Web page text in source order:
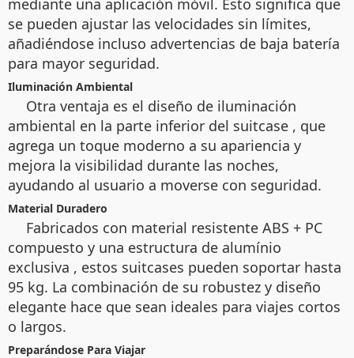
se pueden ajustar las velocidades sin límites,
añadiéndose incluso advertencias de baja batería
para mayor seguridad.
Iluminación Ambiental
Otra ventaja es el diseño de iluminación
ambiental en la parte inferior del suitcase , que
agrega un toque moderno a su apariencia y
mejora la visibilidad durante las noches,
ayudando al usuario a moverse con seguridad.
Material Duradero
Fabricados con material resistente ABS + PC
compuesto y una estructura de alumínio
exclusiva , estos suitcases pueden soportar hasta
95 kg. La combinación de su robustez y diseño
elegante hace que sean ideales para viajes cortos
o largos.
Preparándose Para Viajar